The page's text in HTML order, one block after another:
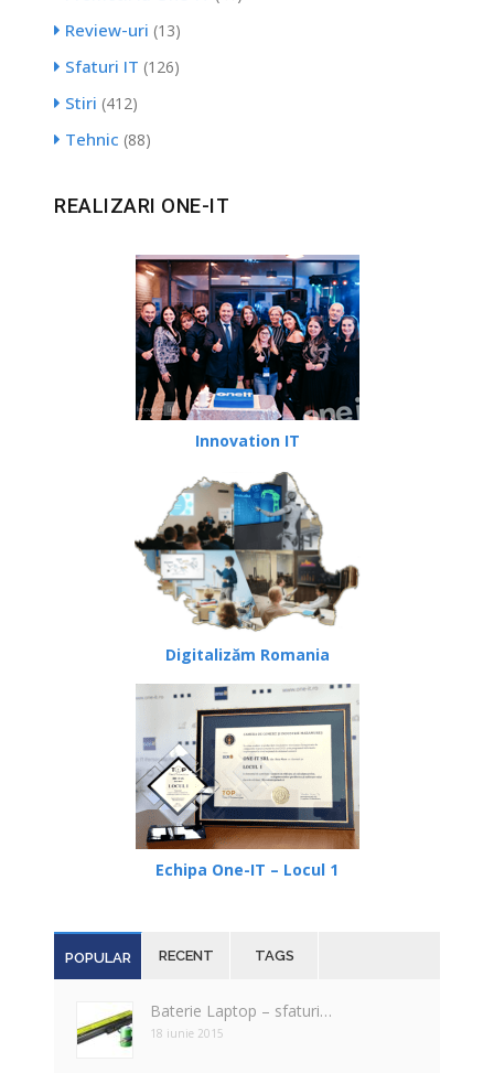
Review-uri (13)
Sfaturi IT (126)
Stiri (412)
Tehnic (88)
REALIZARI ONE-IT
Innovation IT
Digitalizăm Romania
Echipa One-IT – Locul 1
POPULAR RECENT TAGS
Baterie Laptop – sfaturi…
18 iunie 2015